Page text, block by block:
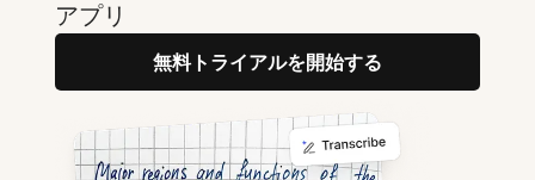
アプリ
無料トライアルを開始する